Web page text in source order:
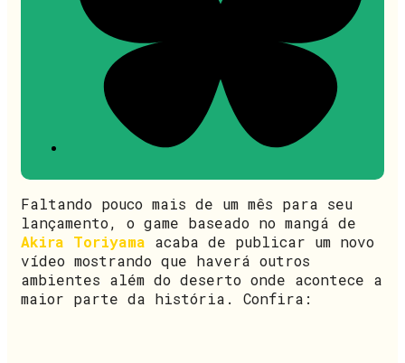
Faltando pouco mais de um mês para seu
lançamento, o game baseado no mangá de
Akira Toriyama acaba de publicar um novo
vídeo mostrando que haverá outros
ambientes além do deserto onde acontece a
maior parte da história. Confira: